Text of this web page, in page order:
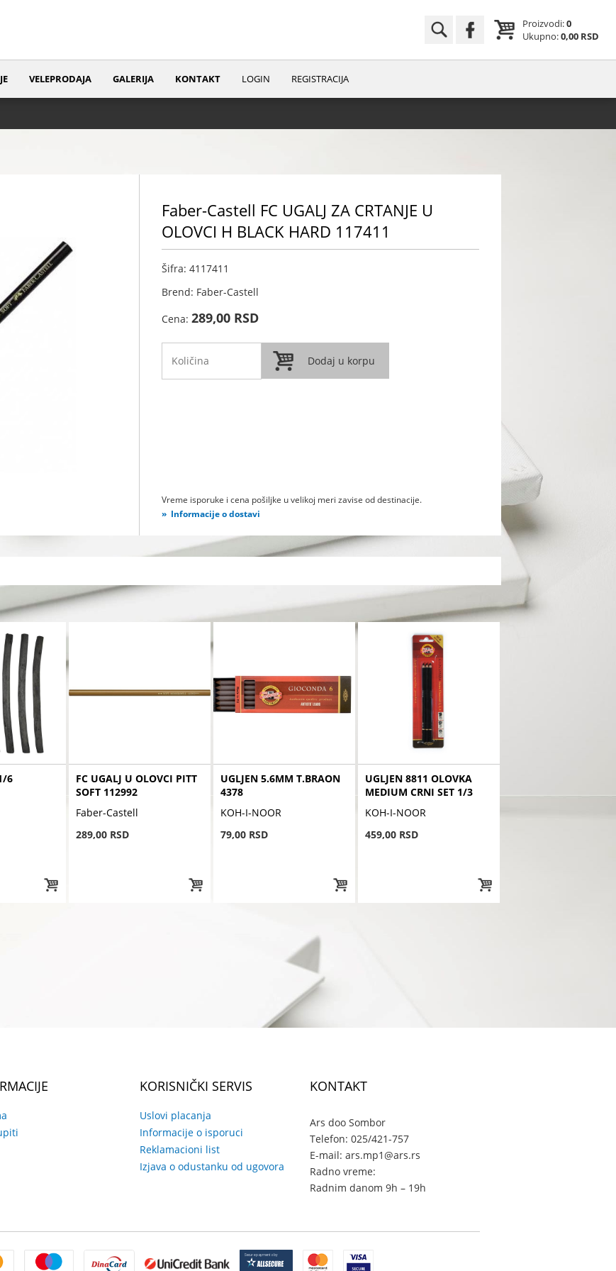
Proizvodi:0
Ukupno:0,00 RSD
VELEPRODAJA GALERIJA KONTAKT LOGIN REGISTRACIJA
Faber-Castell FC UGALJ ZA CRTANJE U
OLOVCI H BLACK HARD 117411
Šifra: 4117411
Brend: Faber-Castell
Cena: 289,00 RSD
Vreme isporuke i cena pošiljke u velikoj meri zavise od destinacije.
Informacije o dostavi
6
FC UGALJ U OLOVCI PITT
SOFT 112992
Faber-Castell
289,00 RSD
UGLJEN 5.6MM T.BRAON
4378
KOH-I-NOOR
79,00 RSD
UGLJEN 8811 OLOVKA
MEDIUM CRNI SET 1/3
KOH-I-NOOR
459,00 RSD
KORISNIČKI SERVIS
Uslovi placanja
Informacije o isporuci
Reklamacioni list
Izjava o odustanku od ugovora
KONTAKT
Ars doo Sombor
Telefon: 025/421-757
E-mail: ars.mp1@ars.rs
Radno vreme:
Radnim danom 9h – 19h